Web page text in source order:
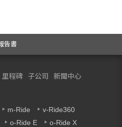
告書
里程碑 子公司 新聞中心
m-Ride
v-Ride360
o-Ride E o-Ride X